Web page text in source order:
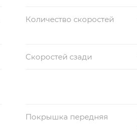
Количество скоростей
Скоростей сзади
Покрышка передняя